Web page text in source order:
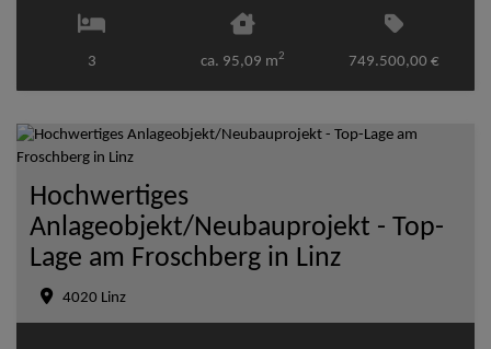
3 ca. 95,09 m2 749.500,00 €
Hochwertiges
Anlageobjekt/Neubauprojekt - Top-
Lage am Froschberg in Linz
4020 Linz